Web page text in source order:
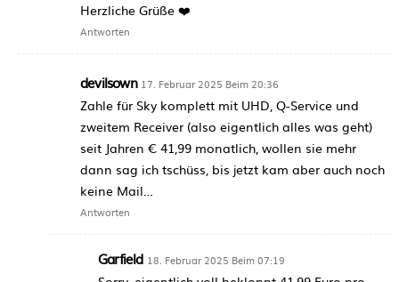
Herzliche Grüße ❤️
Antworten
devilsown 17. Februar 2025 Beim 20:36
Zahle für Sky komplett mit UHD, Q-Service und
zweitem Receiver (also eigentlich alles was geht)
seit Jahren € 41,99 monatlich, wollen sie mehr
dann sag ich tschüss, bis jetzt kam aber auch noch
keine Mail…
Antworten
Garfield 18. Februar 2025 Beim 07:19